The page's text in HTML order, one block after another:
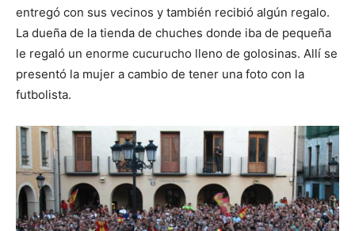
entregó con sus vecinos y también recibió algún regalo.
La dueña de la tienda de chuches donde iba de pequeña
le regaló un enorme cucurucho lleno de golosinas. Allí se
presentó la mujer a cambio de tener una foto con la
futbolista.